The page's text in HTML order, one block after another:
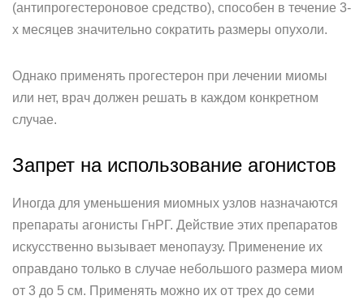
(антипрогестероновое средство), способен в течение 3-
х месяцев значительно сократить размеры опухоли.
Однако применять прогестерон при лечении миомы
или нет, врач должен решать в каждом конкретном
случае.
Запрет на использование агонистов
Иногда для уменьшения миомных узлов назначаются
препараты агонисты ГнРГ. Действие этих препаратов
искусственно вызывает менопаузу. Применение их
оправдано только в случае небольшого размера миом
от 3 до 5 см. Применять можно их от трех до семи